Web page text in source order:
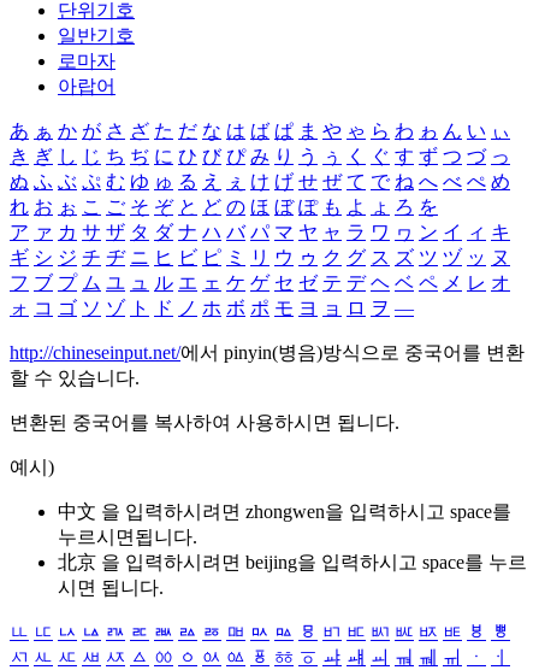
단위기호
일반기호
로마자
아랍어
あ ぁ か が さ ざ た だ な は ば ぱ ま や ゃ ら わ ゎ ん い ぃ
き ぎ し じ ち ぢ に ひ び ぴ み り う ぅ く ぐ す ず つ づ っ
ぬ ふ ぶ ぷ む ゆ ゅ る え ぇ け げ せ ぜ て で ね へ べ ぺ め
れ お ぉ こ ご そ ぞ と ど の ほ ぼ ぽ も よ ょ ろ を
ア ァ カ サ ザ タ ダ ナ ハ バ パ マ ヤ ャ ラ ワ ヮ ン イ ィ キ
ギ シ ジ チ ヂ ニ ヒ ビ ピ ミ リ ウ ゥ ク グ ス ズ ツ ヅ ッ ヌ
フ ブ プ ム ユ ュ ル エ ェ ケ ゲ セ ゼ テ デ ヘ ベ ペ メ レ オ
ォ コ ゴ ソ ゾ ト ド ノ ホ ボ ポ モ ヨ ョ ロ ヲ ―
http://chineseinput.net/에서 pinyin(병음)방식으로 중국어를 변환
할 수 있습니다.
변환된 중국어를 복사하여 사용하시면 됩니다.
예시)
中文 을 입력하시려면 zhongwen을 입력하시고 space를
누르시면됩니다.
北京 을 입력하시려면 beijing을 입력하시고 space를 누르
시면 됩니다.
ㅥ ㅦ ㅧ ㅨ ㅩ ㅪ ㅫ ㅬ ㅭ ㅮ ㅯ ㅰ ㅱ ㅲ ㅳ ㅴ ㅵ ㅶ ㅷ ㅸ
ㅹ
ㅺ ㅻ ㅼ ㅽ ㅾ ㅿ ㆀ ㆁ ㆂ ㆃ ㆄ ㆅ ㆆ ㆇ ㆈ ㆉ ㆊ ㆋ ㆌ ㆍ
ㆎ